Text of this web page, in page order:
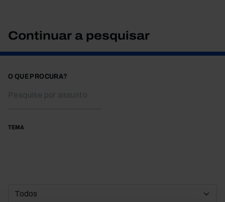
Continuar a pesquisar
O QUE PROCURA?
TEMA